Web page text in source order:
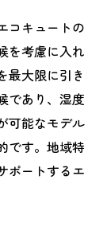
コキュートの
を考慮に入れ
最大限に引き
であり、湿度
可能なモデル
です。地域特
ポートするエ